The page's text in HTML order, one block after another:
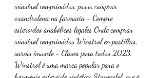
winstrol comprimidos, posso comprar
oxandrolona na farmacia - Compre
esteroides anabólicos legales Onde comprar
winstrol comprimidos Winstrol en pastillas,
sarms imuscle - Clases para todos 2023.
Winstrol é uma marca popular para o